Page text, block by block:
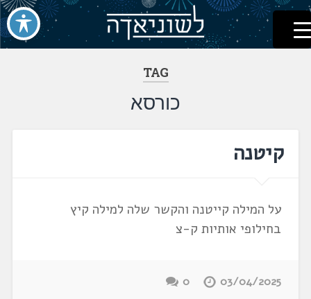
דלג
לתוכן
לשוניאדה
עברית. לשון. שפה
TAG
כורסא
קיטנה
על המילה קייטנה והקשר שלה למילה קיץ
בחילופי אותיות ק-צ
03/04/2025
0